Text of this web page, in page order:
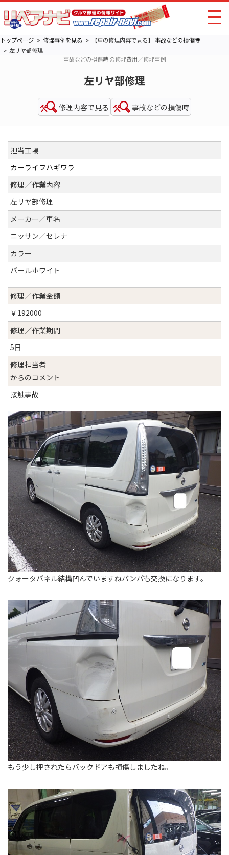
トップページ 修理事例を見る 【車の修理内容で見る】事故などの損傷時
左リヤ部修理
事故などの損傷時 の修理費用／修理事例
左リヤ部修理
修理内容で見る 事故などの損傷時
担当工場
カーライフハギワラ
修理／作業内容
左リヤ部修理
メーカー／車名
ニッサン／セレナ
カラー
パールホワイト
修理／作業金額
￥192000
修理／作業期間
5日
修理担当者
からのコメント
接触事故
クォータパネル結構凹んでいますねバンパも交換になります。
もう少し押されたらバックドアも損傷しましたね。